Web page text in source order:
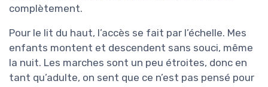
complètement.
Pour le lit du haut, l’accès se fait par l’échelle. Mes
enfants montent et descendent sans souci, même
la nuit. Les marches sont un peu étroites, donc en
tant qu’adulte, on sent que ce n’est pas pensé pour